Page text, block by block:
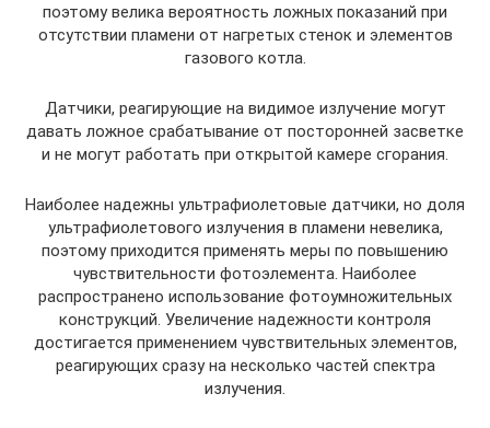
поэтому велика вероятность ложных показаний при
отсутствии пламени от нагретых стенок и элементов
газового котла.
Датчики, реагирующие на видимое излучение могут
давать ложное срабатывание от посторонней засветке
и не могут работать при открытой камере сгорания.
Наиболее надежны ультрафиолетовые датчики, но доля
ультрафиолетового излучения в пламени невелика,
поэтому приходится применять меры по повышению
чувствительности фотоэлемента. Наиболее
распространено использование фотоумножительных
конструкций. Увеличение надежности контроля
достигается применением чувствительных элементов,
реагирующих сразу на несколько частей спектра
излучения.